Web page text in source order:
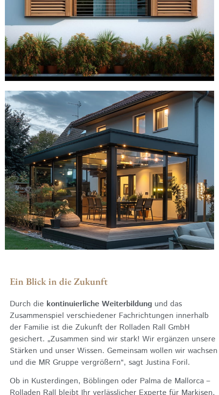
Ein Blick in die Zukunft
Durch die kontinuierliche Weiterbildung und das
Zusammenspiel verschiedener Fachrichtungen innerhalb
der Familie ist die Zukunft der Rolladen Rall GmbH
gesichert. „Zusammen sind wir stark! Wir ergänzen unsere
Stärken und unser Wissen. Gemeinsam wollen wir wachsen
und die MR Gruppe vergrößern“, sagt Justina Foril.
Ob in Kusterdingen, Böblingen oder Palma de Mallorca –